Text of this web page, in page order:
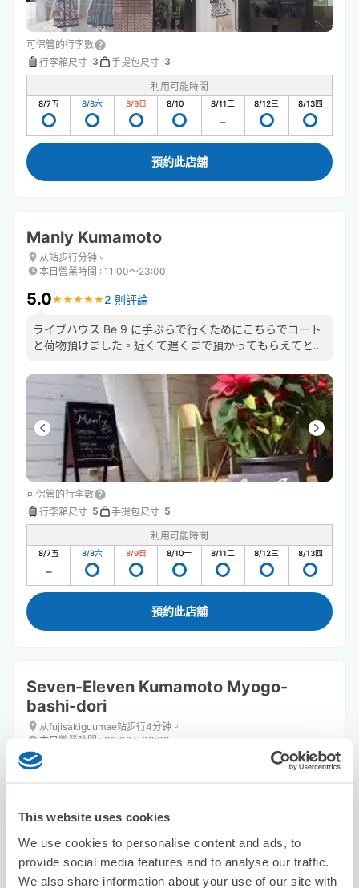
This website uses cookies
We use cookies to personalise content and ads, to
provide social media features and to analyse our traffic.
We also share information about your use of our site with
可保管的行李數
行李箱尺寸 :3 手提包尺寸 :3
利用可能時間
8/7五 8/8六 8/9日 8/10一 8/11二 8/12三 8/13四
預約此店舖
Manly Kumamoto
从站步行分钟。
本日營業時間 : 11:00〜23:00
5.0★ ★ ★ ★ ★
★ ★ ★ ★ ★ 2 則評論
ライブハウス Be 9 に手ぶらで行くためにこちらでコート
と荷物預けました。近くて遅くまで預かってもらえてとて
可保管的行李數
行李箱尺寸 :5 手提包尺寸 :5
利用可能時間
8/7五 8/8六 8/9日 8/10一 8/11二 8/12三 8/13四
預約此店舖
Seven-Eleven Kumamoto Myogo-
bashi-dori
从fujisakiguumae站步行4分钟。
本日營業時間 : 00:00〜00:00
可保管的行李數